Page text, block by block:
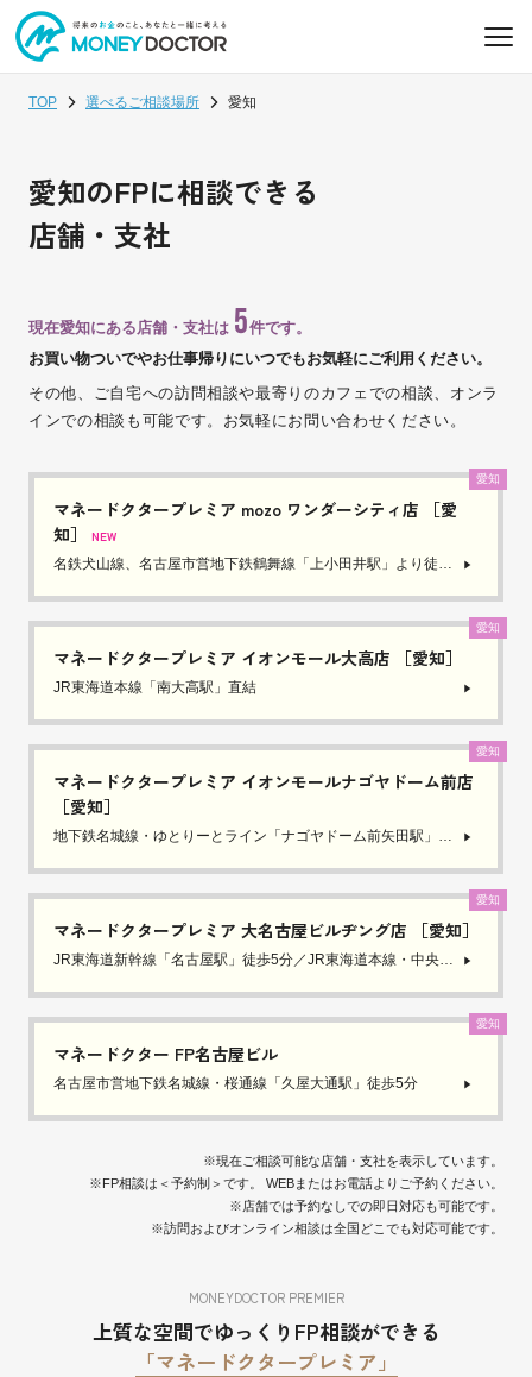
TOP 選べるご相談場所 愛知
愛知のFPに相談できる
店舗・支社
現在愛知にある店舗・支社は 5件です。
お買い物ついでやお仕事帰りにいつでもお気軽にご利用ください。
その他、ご自宅への訪問相談や最寄りのカフェでの相談、オンラ
インでの相談も可能です。お気軽にお問い合わせください。
愛知
マネードクタープレミア mozo ワンダーシティ店 ［愛
知］
NEW
名鉄犬山線、名古屋市営地下鉄鶴舞線「上小田井駅」より徒歩6分
愛知
マネードクタープレミア イオンモール大高店 ［愛知］
JR東海道本線「南大高駅」直結
愛知
マネードクタープレミア イオンモールナゴヤドーム前店
［愛知］
地下鉄名城線・ゆとりーとライン「ナゴヤドーム前矢田駅」徒歩10分／JR・名鉄「大曽根駅」徒歩15分
愛知
マネードクタープレミア 大名古屋ビルヂング店 ［愛知］
JR東海道新幹線「名古屋駅」徒歩5分／JR東海道本線・中央本線・関西本線「名古屋駅」徒歩3分／近鉄名古屋線「近鉄名古屋駅」徒歩3分／名鉄名古屋本線「名鉄名古屋駅」徒歩3分／名古屋市営地下鉄東山線・桜通線「名古屋駅」徒歩1分／あおなみ線「名古屋駅」徒歩5分
愛知
マネードクター FP名古屋ビル
名古屋市営地下鉄名城線・桜通線「久屋大通駅」徒歩5分
※現在ご相談可能な店舗・支社を表示しています。
※FP相談は＜予約制＞です。 WEBまたはお電話よりご予約ください。
※店舗では予約なしでの即日対応も可能です。
※訪問およびオンライン相談は全国どこでも対応可能です。
MONEYDOCTOR PREMIER
上質な空間でゆっくりFP相談ができる
「マネードクタープレミア」